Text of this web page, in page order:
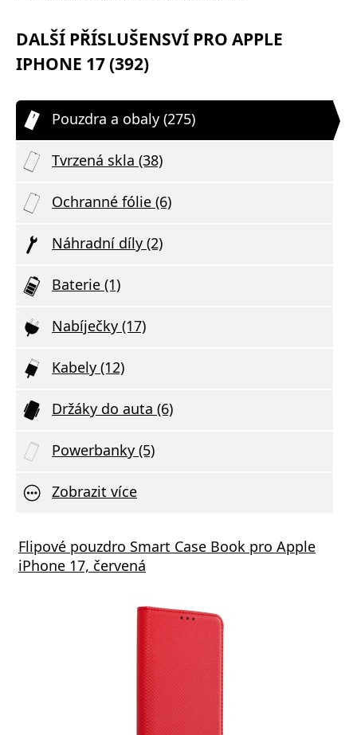
DALŠÍ PŘÍSLUŠENSVÍ PRO APPLE
IPHONE 17 (392)
Pouzdra a obaly (275)
Tvrzená skla (38)
Ochranné fólie (6)
Náhradní díly (2)
Baterie (1)
Nabíječky (17)
Kabely (12)
Držáky do auta (6)
Powerbanky (5)
Zobrazit více
Flipové pouzdro Smart Case Book pro Apple
iPhone 17, červená
nabíječka FIXED s 2xUSB výstupem, 17W
Rapid Charge, bílá